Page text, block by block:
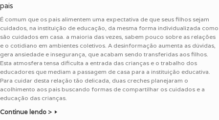
pais
É comum que os pais alimentem uma expectativa de que seus filhos sejam
cuidados, na instituição de educação, da mesma forma individualizada como
são cuidados em casa. a maioria das vezes, sabem pouco sobre as relações
e o cotidiano em ambientes coletivos. A desinformação aumenta as dúvidas,
gera ansiedade e insegurança, que acabam sendo transferidas aos filhos.
Esta atmosfera tensa dificulta a entrada das crianças e o trabalho dos
educadores que mediam a passagem de casa para a instituição educativa.
Para cuidar desta relação tão delicada, duas creches planejaram o
acolhimento aos pais buscando formas de compartilhar os cuidados e a
educação das crianças.
Continue lendo >